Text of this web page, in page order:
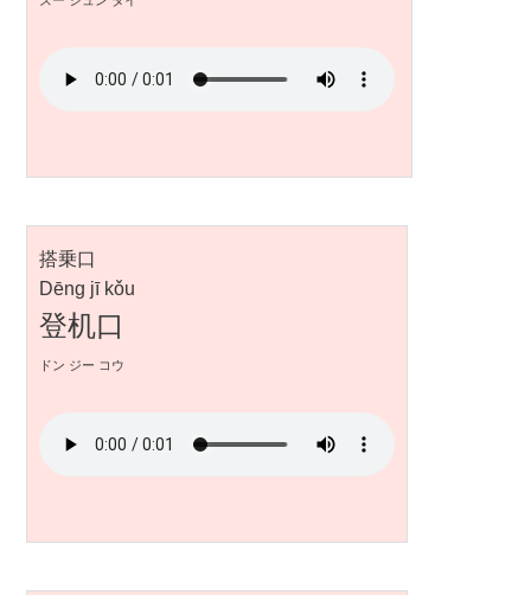
搭乗口
Dēng jī kǒu
登机口
ドン ジー コウ